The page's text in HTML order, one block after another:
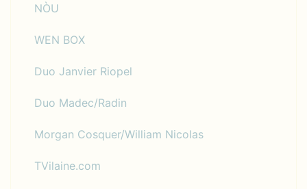
NÒU
WEN BOX
Duo Janvier Riopel
Duo Madec/Radin
Morgan Cosquer/William Nicolas
TVilaine.com